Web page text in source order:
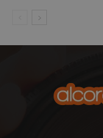
sp_landing